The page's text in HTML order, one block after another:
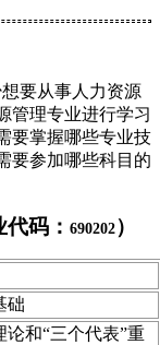
要从事人力资源
管理专业进行学习
要掌握哪些专业技
要参加哪些科目的
码： 690202）
础
和“三个代表”重